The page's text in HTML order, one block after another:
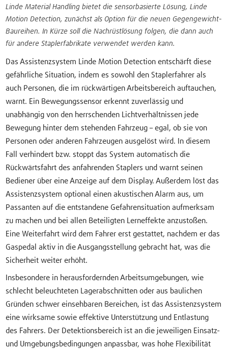
Linde Material Handling bietet die sensorbasierte Lösung, Linde
Motion Detection, zunächst als Option für die neuen Gegengewicht-
Baureihen. In Kürze soll die Nachrüstlösung folgen, die dann auch
für andere Staplerfabrikate verwendet werden kann.
Das Assistenzsystem Linde Motion Detection entschärft diese
gefährliche Situation, indem es sowohl den Staplerfahrer als
auch Personen, die im rückwärtigen Arbeitsbereich auftauchen,
warnt. Ein Bewegungssensor erkennt zuverlässig und
unabhängig von den herrschenden Lichtverhältnissen jede
Bewegung hinter dem stehenden Fahrzeug – egal, ob sie von
Personen oder anderen Fahrzeugen ausgelöst wird. In diesem
Fall verhindert bzw. stoppt das System automatisch die
Rückwärtsfahrt des anfahrenden Staplers und warnt seinen
Bediener über eine Anzeige auf dem Display. Außerdem löst das
Assistenzsystem optional einen akustischen Alarm aus, um
Passanten auf die entstandene Gefahrensituation aufmerksam
zu machen und bei allen Beteiligten Lerneffekte anzustoßen.
Eine Weiterfahrt wird dem Fahrer erst gestattet, nachdem er das
Gaspedal aktiv in die Ausgangsstellung gebracht hat, was die
Sicherheit weiter erhöht.
Insbesondere in herausfordernden Arbeitsumgebungen, wie
schlecht beleuchteten Lagerabschnitten oder aus baulichen
Gründen schwer einsehbaren Bereichen, ist das Assistenzsystem
eine wirksame sowie effektive Unterstützung und Entlastung
des Fahrers. Der Detektionsbereich ist an die jeweiligen Einsatz-
und Umgebungsbedingungen anpassbar, was hohe Flexibilität